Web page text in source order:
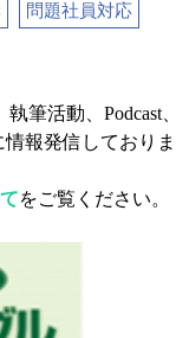
問題社員対応
筆活動、Podcast、
報発信しておりま
をご覧ください。